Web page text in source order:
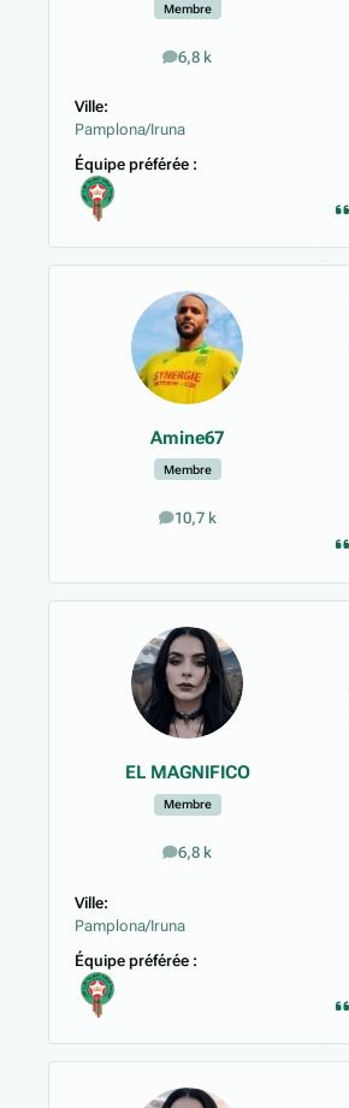
Membre
6,8 k
messages
Ville:
Pamplona/Iruna
Équipe préférée :
Amine67
Membre
10,7 k
messages
EL MAGNIFICO
Membre
6,8 k
messages
Ville:
Pamplona/Iruna
Équipe préférée :